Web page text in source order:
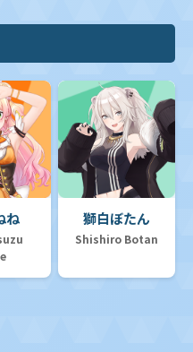
ね 獅白ぼたん
Shishiro Botan